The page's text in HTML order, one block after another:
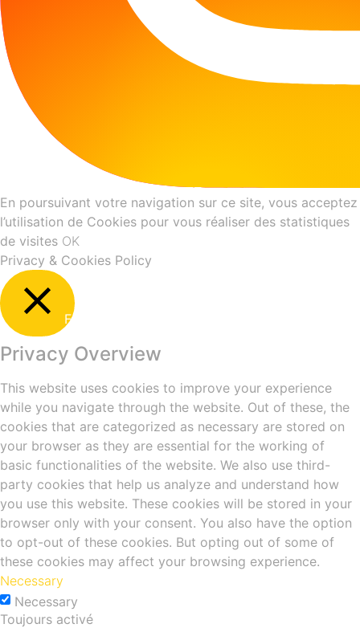
En poursuivant votre navigation sur ce site, vous acceptez
l’utilisation de Cookies pour vous réaliser des statistiques
de visites OK
Privacy & Cookies Policy
Fermer
Privacy Overview
This website uses cookies to improve your experience
while you navigate through the website. Out of these, the
cookies that are categorized as necessary are stored on
your browser as they are essential for the working of
basic functionalities of the website. We also use third-
party cookies that help us analyze and understand how
you use this website. These cookies will be stored in your
browser only with your consent. You also have the option
to opt-out of these cookies. But opting out of some of
these cookies may affect your browsing experience.
Necessary
Necessary
Toujours activé